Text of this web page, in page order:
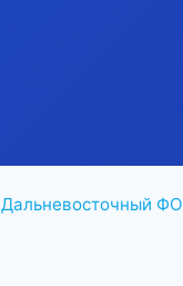
Дальневосточный ФО